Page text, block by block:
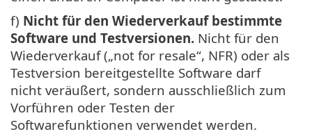
f) Nicht für den Wiederverkauf bestimmte
Software und Testversionen. Nicht für den
Wiederverkauf („not for resale“, NFR) oder als
Testversion bereitgestellte Software darf
nicht veräußert, sondern ausschließlich zum
Vorführen oder Testen der
Softwarefunktionen verwendet werden.